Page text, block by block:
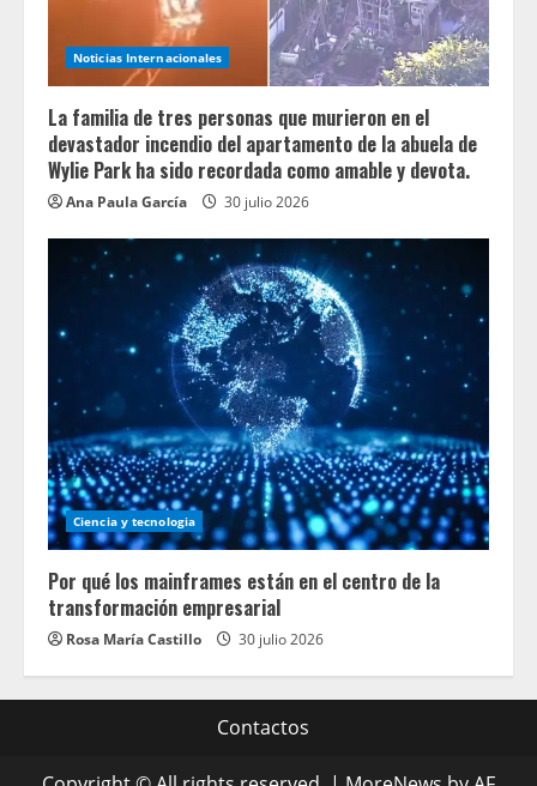
Noticias Internacionales
La familia de tres personas que murieron en el
devastador incendio del apartamento de la abuela de
Wylie Park ha sido recordada como amable y devota.
Ana Paula García 30 julio 2026
Ciencia y tecnologia
Por qué los mainframes están en el centro de la
transformación empresarial
Rosa María Castillo 30 julio 2026
Contactos